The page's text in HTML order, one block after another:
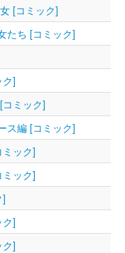
[コミック]
たち [コミック]
]
ミック]
ス編 [コミック]
ック]
ック]
]
]
]